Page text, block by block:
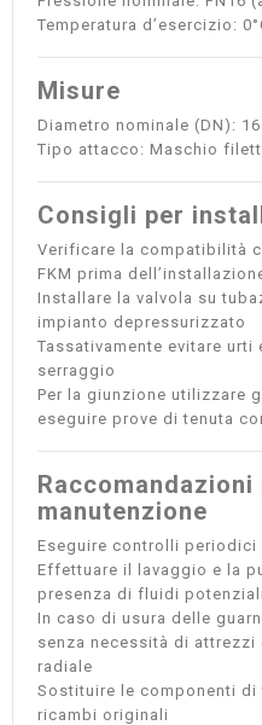
Temperatura d’esercizio:
Misure
Diametro nominale (DN): 16
Tipo attacco: Maschio
Consigli per
Verificare la compatibilità
FKM prima
Installare la valvola su
impianto depressurizzato
Tassativamente evitare urti
serraggio
Per la giunzione utilizzare
eseguire prove di tenuta
Raccomandazioni
manutenzione
Eseguire controlli periodici
Effettuare il lavaggio e la
presenza di fluidi
In caso di usura delle
senza necessità di
radiale
Sostituire le componenti di
ricambi originali